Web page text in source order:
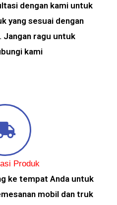
dengan kami untuk
yang sesuai dengan
Jangan ragu untuk
kami
Produk
ke tempat Anda untuk
mobil dan truk